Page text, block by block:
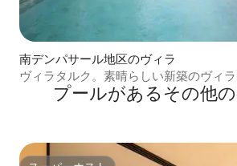
南デンパサール地区のヴィラ
ヴィラタルク。素晴らしい新築のヴィラ
プールがあるその他